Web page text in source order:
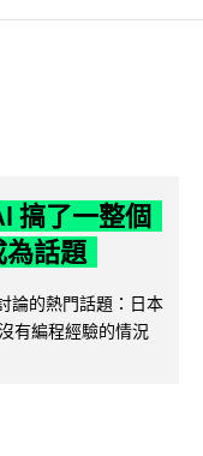
搞了一整個
為話題
論的熱門話題：日本
有編程經驗的情況